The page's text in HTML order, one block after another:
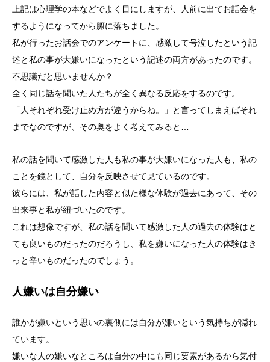
上記は心理学の本などでよく目にしますが、人前に出てお話会を
するようになってから腑に落ちました。
私が行ったお話会でのアンケートに、感激して号泣したという記
述と私の事が大嫌いになったという記述の両方があったのです。
不思議だと思いませんか？
全く同じ話を聞いた人たちが全く異なる反応をするのです。
「人それぞれ受け止め方が違うからね。」と言ってしまえばそれ
までなのですが、その奥をよく考えてみると…
私の話を聞いて感激した人も私の事が大嫌いになった人も、私の
ことを鏡として、自分を反映させて見ているのです。
彼らには、私が話した内容と似た様な体験が過去にあって、その
出来事と私が紐づいたのです。
これは想像ですが、私の話を聞いて感激した人の過去の体験はと
ても良いものだったのだろうし、私を嫌いになった人の体験はき
っと辛いものだったのでしょう。
人嫌いは自分嫌い
誰かが嫌いという思いの裏側には自分が嫌いという気持ちが隠れ
ています。
嫌いな人の嫌いなところは自分の中にも同じ要素があるから気付